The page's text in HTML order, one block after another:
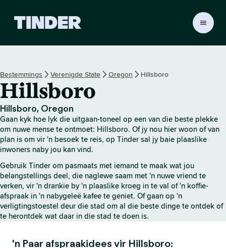
r
t
i
s
b
l
d
Bestemmings Verenigde State Oregon Hillsboro
Hillsboro
Hillsboro, Oregon
Gaan kyk hoe lyk die uitgaan-toneel op een van die beste plekke
om nuwe mense te ontmoet: Hillsboro. Of jy nou hier woon of van
plan is om vir 'n besoek te reis, op Tinder sal jy baie plaaslike
inwoners naby jou kan vind.
Gebruik Tinder om pasmaats met iemand te maak wat jou
belangstellings deel, die naglewe saam met 'n nuwe vriend te
verken, vir 'n drankie by 'n plaaslike kroeg in te val of 'n koffie-
afspraak in 'n nabygeleë kafee te geniet. Of gaan op 'n
verligtingstoestel deur die stad om al die beste dinge te ontdek of
te herontdek wat daar in die stad te doen is.
'n Paar afspraakidees vir Hillsboro: